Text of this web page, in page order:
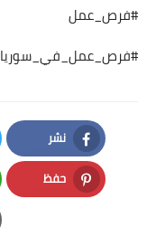
#فرص_عمل
#فرص_عمل_في_سوريا
نشر
Facebook
حفظ
Pinterest